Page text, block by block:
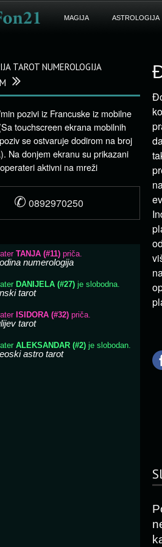
MAGIJA ASTROLOGIJA
TAROT NUMEROLOGIJA
pozivi iz Francuske iz mobilne
touchscreen ekrana mobilnih
se ostvaruje dodirom na broj
Na donjem ekranu su prikazani
operateri aktivni na mreži
✆ 0892970250